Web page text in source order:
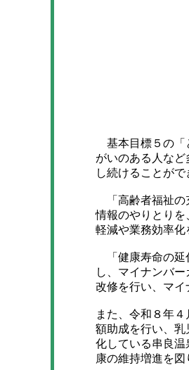
基本目標５の「
がいのある人な
し続けることが
「高齢者福祉の
情報のやりとり
軽減や業務効率化
「健康寿命の延
し、マイナンバ
改修を行い、マイ
また、令和８年
額助成を行い、
化している串良
康の維持増進を図